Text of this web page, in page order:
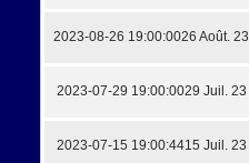
2023-08-26 19:00:0026 Août. 23
2023-07-29 19:00:0029 Juil. 23
2023-07-15 19:00:4415 Juil. 23